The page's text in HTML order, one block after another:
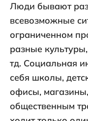
Люди бывают
всевозможные
ограниченном
разные
тд. Социальная
себя школы,
офисы,
общественным